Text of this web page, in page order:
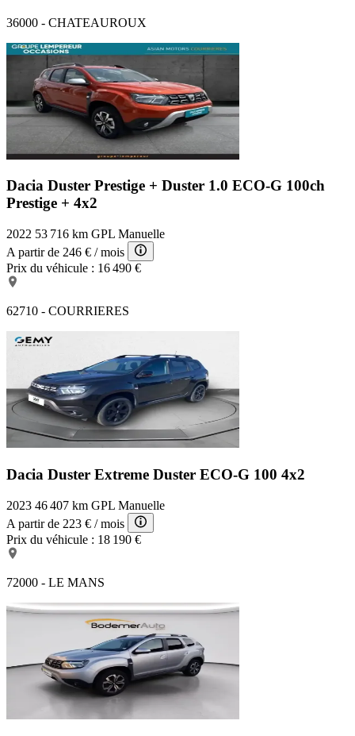
36000 - CHATEAUROUX
Dacia Duster Prestige + Duster 1.0 ECO-G 100ch
Prestige + 4x2
2022 53 716 km GPL Manuelle
A partir de 246 € / mois
Prix du véhicule : 16 490 €
62710 - COURRIERES
Dacia Duster Extreme Duster ECO-G 100 4x2
2023 46 407 km GPL Manuelle
A partir de 223 € / mois
Prix du véhicule : 18 190 €
72000 - LE MANS